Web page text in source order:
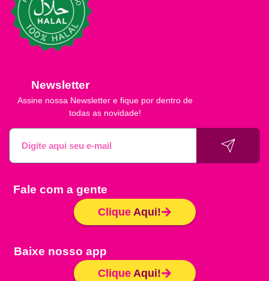
Newsletter
Assine nossa Newsletter e fique por dentro de
todas as novidade!
Fale com a gente
Clique Aqui!
Baixe nosso app
Clique Aqui!